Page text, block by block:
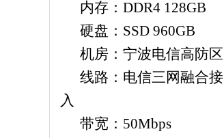
内存：DDR4 128GB
硬盘：SSD 960GB
机房：宁波电信高防区
线路：电信三网融合接
入
带宽：50Mbps